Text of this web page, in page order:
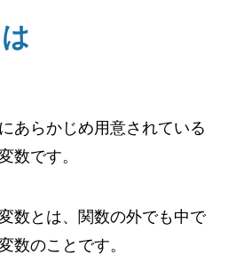
あらかじめ用意されている
数です。
数とは、関数の外でも中で
数のことです。